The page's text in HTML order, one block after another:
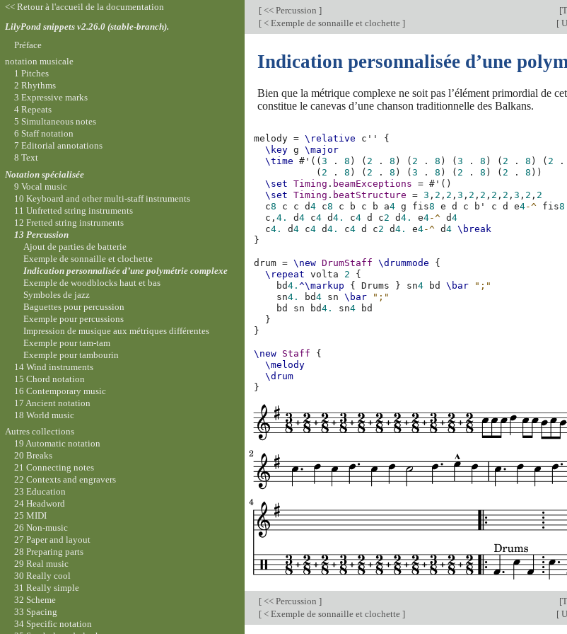
[ << Percussion ] [
[ < Exemple de sonnaille et clochette ] [
Indication personnalisée d’une
Bien que la métrique complexe ne soit pas l’élément primordial de
constitue le canevas d’une chanson traditionnelle des Balkans.
melody = \relative c''
{
\key g
\major
\time
# ' ((3 . 8 ) ( 2 . 8 ) ( 2 . 8 ) (3 . 8 ) ( 2 . 8 ) ( 2 .
( 2 . 8 ) ( 2 . 8 ) (3 . 8 ) ( 2 . 8 ) ( 2 . 8 ))
\set
Timing . beamExceptions = # ' ()
\set
Timing . beatStructure = 3 , 2 , 2 ,3 , 2 , 2 , 2 , 2 ,3 , 2 , 2
c8 c c d4 c8 c b c b a4 g fis8 e d c b' c d e4-^ fis8
c,4. d4 c4 d4. c4 d c2 d4. e4-^ d4
c4. d4 c4 d4. c4 d c2 d4. e4-^ d4 \break
}
drum = \new DrumStaff \drummode
{
\repeat
volta 2
{
bd4.^\markup { Drums } sn4 bd \bar
";"
sn4. bd4 sn \bar
";"
bd
sn bd4. sn4
bd
}
}
\new Staff
{
\melody
\drum
}
[ << Percussion ] [
[ < Exemple de sonnaille et clochette ] [
<< Retour à l'accueil de la documentation
LilyPond snippets v2.26.0 (stable-branch).
Préface
notation musicale
1 Pitches
2 Rhythms
3 Expressive marks
4 Repeats
5 Simultaneous notes
6 Staff notation
7 Editorial annotations
8 Text
Notation spécialisée
9 Vocal music
10 Keyboard and other multi-staff instruments
11 Unfretted string instruments
12 Fretted string instruments
13 Percussion
Ajout de parties de batterie
Exemple de sonnaille et clochette
Indication personnalisée d’une polymétrie complexe
Exemple de woodblocks haut et bas
Symboles de jazz
Baguettes pour percussion
Exemple pour percussions
Impression de musique aux métriques différentes
Exemple pour tam-tam
Exemple pour tambourin
14 Wind instruments
15 Chord notation
16 Contemporary music
17 Ancient notation
18 World music
Autres collections
19 Automatic notation
20 Breaks
21 Connecting notes
22 Contexts and engravers
23 Education
24 Headword
25 MIDI
26 Non-music
27 Paper and layout
28 Preparing parts
29 Real music
30 Really cool
31 Really simple
32 Scheme
33 Spacing
34 Specific notation